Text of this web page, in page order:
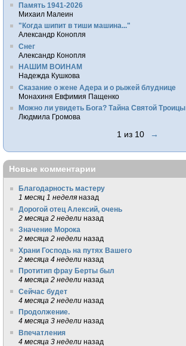
Память 1941-2026
Михаил Малеин
"Когда шипит в тиши машина..."
Александр Конопля
Снег
Александр Конопля
НАШИМ ВОИНАМ
Надежда Кушкова
Сказание о жене Адера и о рыжей блуднице
Монахиня Евфимия Пащенко
Можно ли увидеть Бога? Тайна Святой Троицы
Людмила Громова
1 из 10 →
Новые комментарии
Благодарность мастеру
1 месяц 1 неделя назад
Дорогой отец Алексий, очень
2 месяца 2 недели назад
Значение Морока
2 месяца 2 недели назад
Храни Господь на путях Вашего
2 месяца 4 недели назад
Протитип фрау Берты был
4 месяца 2 недели назад
Сейчас будет
4 месяца 2 недели назад
Продолжение.
4 месяца 3 недели назад
Впечатления
4 месяца 3 недели назад